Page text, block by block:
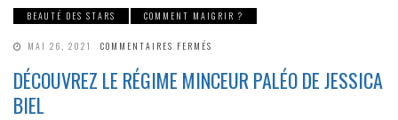
BEAUTÉ DES STARS COMMENT MAIGRIR ?
MAI 26, 2021 COMMENTAIRES FERMÉS
RÉGIME
MINCEUR
DÉCOUVREZ LE RÉGIME MINCEUR PALÉO DE JESSICA
BIEL